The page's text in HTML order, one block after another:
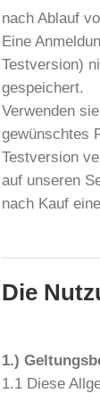
nach Ablauf
Eine
Testversion)
gespeichert.
Verwenden
gewünschtes
Testversion
auf unseren
nach Kauf
Die
1.)
1.1 Diese